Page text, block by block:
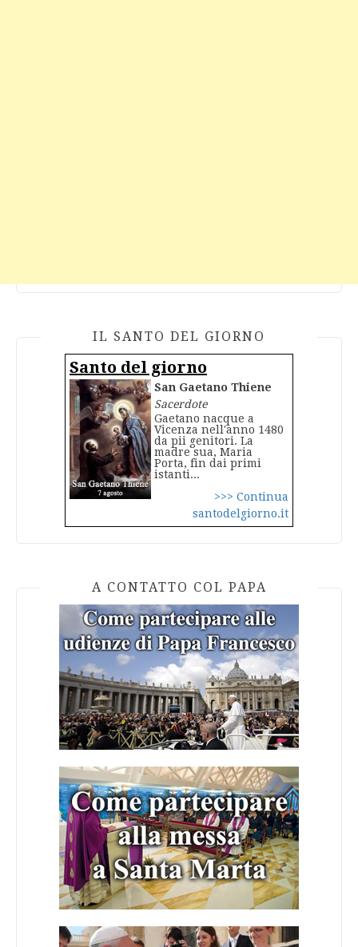
IL SANTO DEL GIORNO
Santo del giorno
San Gaetano Thiene
Sacerdote
Gaetano nacque a
Vicenza nell'anno 1480
da pii genitori. La
madre sua, Maria
Porta, fin dai primi
istanti...
>>> Continua
santodelgiorno.it
A CONTATTO COL PAPA